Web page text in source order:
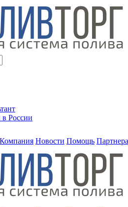
России
Компания Новости Помощь